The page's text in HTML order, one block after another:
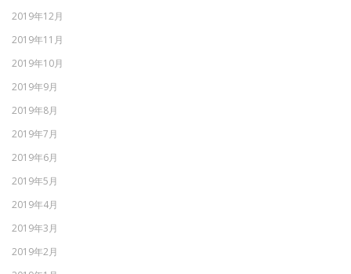
2019年12月
2019年11月
2019年10月
2019年9月
2019年8月
2019年7月
2019年6月
2019年5月
2019年4月
2019年3月
2019年2月